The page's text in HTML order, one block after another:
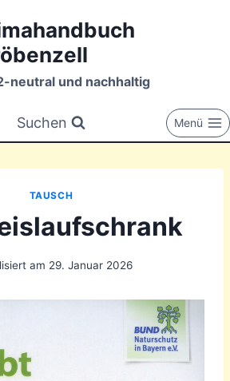
neutral und nachhaltig
Suchen Menü
TAUSCH
am 29. Januar 2026